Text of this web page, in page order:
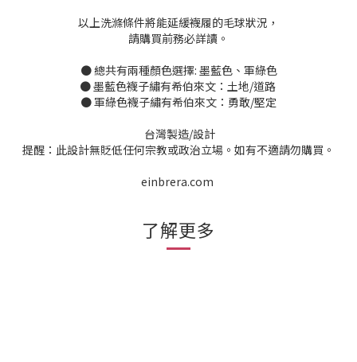
以上洗滌條件將能延緩襪履的毛球狀況，
請購買前務必詳讀。
● 總共有兩種顏色選擇: 墨藍色、軍綠色
● 墨藍色襪子繡有希伯來文：土地/道路
● 軍綠色襪子繡有希伯來文：勇敢/堅定
台灣製造/設計
提醒：此設計無貶低任何宗教或政治立場。如有不適請勿購買。
einbrera.com
了解更多